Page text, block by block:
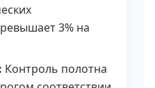
3% на
Контроль полотна